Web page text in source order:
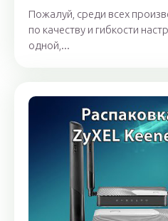
Пожалуй, среди всех
по качеству и гибкости
одной,...